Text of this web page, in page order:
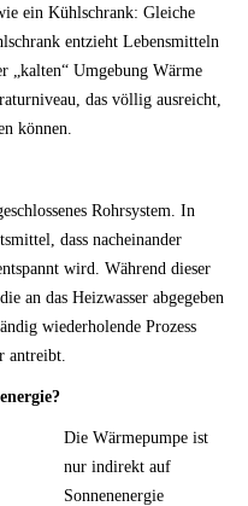
ein Kühlschrank: Gleiche
entzieht Lebensmitteln
„kalten“ Umgebung Wärme
das völlig ausreicht,
können.
Rohrsystem. In
dass nacheinander
wird. Während dieser
an das Heizwasser abgegeben
wiederholende Prozess
antreibt.
Die Wärmepumpe ist
nur indirekt auf
Sonnenenergie